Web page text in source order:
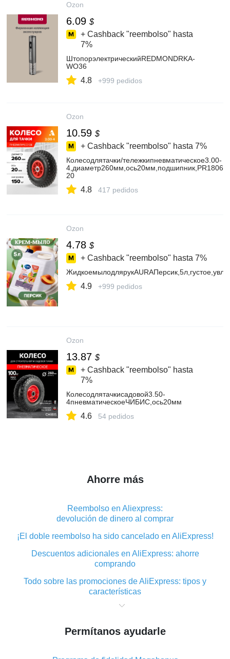
Ozon
6.09 $
+ Cashback "reembolso" hasta
7%
ШтопорэлектрическийREDMONDRKA-
WO36
4.8 +999 pedidos
Ozon
10.59 $
+ Cashback "reembolso" hasta 7%
Колесодлятачки/тележкипневматическое3.00-
4,диаметр260мм,ось20мм,подшипник,PR1806-
20
4.8 417 pedidos
Ozon
4.78 $
+ Cashback "reembolso" hasta 7%
4.9 +999 pedidos
Ozon
13.87 $
+ Cashback "reembolso" hasta
7%
Колесодлятачкисадовой3.50-
4пневматическоеЧИБИС,ось20мм
4.6 54 pedidos
Ahorre más
Reembolso en Aliexpress:
devolución de dinero al comprar
¡El doble reembolso ha sido cancelado en AliExpress!
Descuentos adicionales en AliExpress: ahorre
comprando
Todo sobre las promociones de AliExpress: tipos y
características
Qué es el reembolso «cashback» en AliExpress:
Dónde descargar la aplicación de reembolso en
Permítanos ayudarle